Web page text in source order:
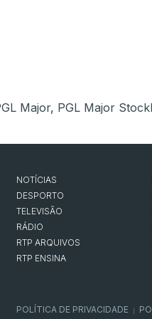
Major, PGL Major
NOTÍCIAS
DESPORTO
TELEVISÃO
RÁDIO
RTP ARQUIVOS
RTP ENSINA
POLÍTICA DE PRIVACIDADE